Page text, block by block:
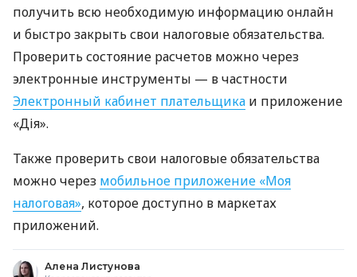
получить всю необходимую информацию онлайн
и быстро закрыть свои налоговые обязательства.
Проверить состояние расчетов можно через
электронные инструменты — в частности
Электронный кабинет плательщика и приложение
«Дія».
Также проверить свои налоговые обязательства
можно через мобильное приложение «Моя
налоговая», которое доступно в маркетах
приложений.
Алена Листунова